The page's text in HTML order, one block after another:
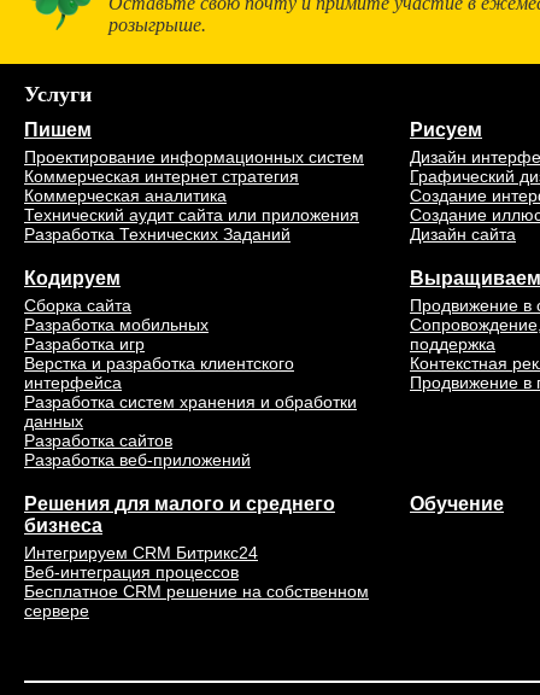
розыгрыше.
Услуги
Пишем
Проектирование информационных систем
Коммерческая интернет стратегия
Коммерческая аналитика
Технический аудит сайта или приложения
Разработка Технических Заданий
Рисуем
Дизайн
Графический
Создание
Создание
Дизайн сайта
Кодируем
Сборка сайта
Разработка мобильных
Разработка игр
Верстка и разработка клиентского
интерфейса
Разработка систем хранения и обработки
данных
Разработка сайтов
Разработка веб-приложений
Выращиваем
Продвижение в
поддержка
Контекстная
Продвижение в
Решения для малого и среднего
бизнеса
Интегрируем CRM Битрикс24
Веб-интеграция процессов
Бесплатное CRM решение на собственном
сервере
Обучение